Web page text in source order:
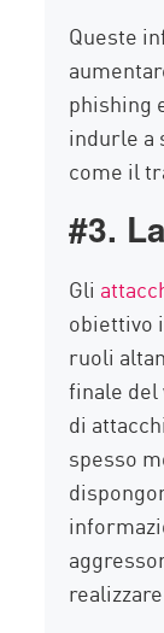
Queste
phishing
indurle a
come il
#3.
Gli
obiettivo
ruoli
finale
di
spesso